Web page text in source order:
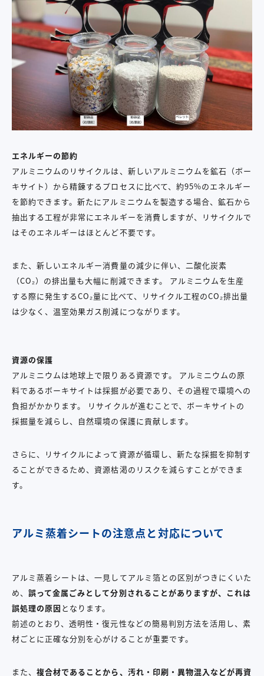
エネルギーの節約
アルミニウムのリサイクルは、新しいアルミニウムを鉱石（ボー
キサイト）から精錬するプロセスに比べて、約95%のエネルギー
を節約できます。新たにアルミニウムを製造する場合、鉱石から
抽出する工程が非常にエネルギーを消費しますが、リサイクルで
はそのエネルギーはほとんど不要です。
また、新しいエネルギー消費量の減少に伴い、二酸化炭素
（CO₂）の排出量も大幅に削減できます。 アルミニウムを生産
する際に発生するCO₂量に比べて、リサイクル工程のCO₂排出量
は少なく、温室効果ガス削減につながります。
資源の保護
アルミニウムは地球上で限りある資源です。 アルミニウムの原
料であるボーキサイトは採掘が必要であり、その過程で環境への
負担がかかります。 リサイクルが進むことで、ボーキサイトの
採掘量を減らし、自然環境の保護に貢献します。
さらに、リサイクルによって資源が循環し、新たな採掘を抑制す
ることができるため、資源枯渇のリスクを減らすことができま
す。
アルミ蒸着シートの注意点と対応について
アルミ蒸着シートは、一見してアルミ箔との区別がつきにくいた
め、誤って金属ごみとして分別されることがありますが、これは
誤処理の原因 となります。
前述のとおり、透明性・復元性などの簡易判別方法を活用し、素
材ごとに正確な分別を心がけることが重要です。
また、複合材であることから、汚れ・印刷・異物混入などが再資